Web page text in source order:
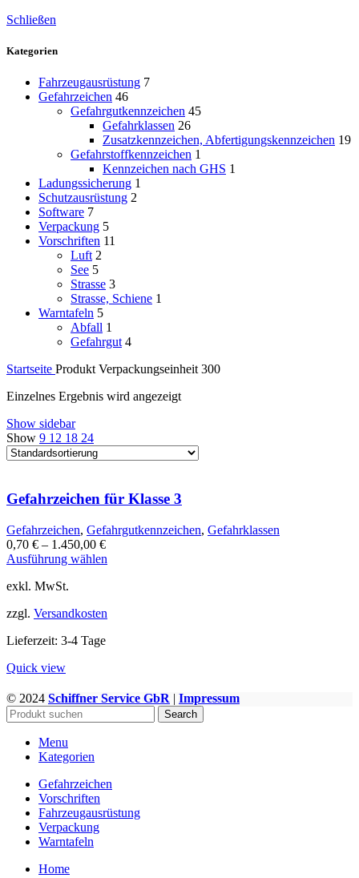
Schließen
Kategorien
Fahrzeugausrüstung 7
Gefahrzeichen 46
Gefahrgutkennzeichen 45
Gefahrklassen 26
Zusatzkennzeichen, Abfertigungskennzeichen 19
Gefahrstoffkennzeichen 1
Kennzeichen nach GHS 1
Ladungssicherung 1
Schutzausrüstung 2
Software 7
Verpackung 5
Vorschriften 11
Luft 2
See 5
Strasse 3
Strasse, Schiene 1
Warntafeln 5
Abfall 1
Gefahrgut 4
Startseite Produkt Verpackungseinheit 300
Einzelnes Ergebnis wird angezeigt
Show sidebar
Show 9 12 18 24
Gefahrzeichen für Klasse 3
Gefahrzeichen, Gefahrgutkennzeichen, Gefahrklassen
0,70 € – 1.450,00 €
Ausführung wählen
Varianten
der
Produktseite
exkl. MwSt.
zzgl. Versandkosten
Lieferzeit: 3-4 Tage
Quick view
WWW.GEFAHRGUTZUBEHOER.DE
© 2024 Schiffner Service GbR | Impressum
Search
Menu
Kategorien
Gefahrzeichen
Vorschriften
Fahrzeugausrüstung
Verpackung
Warntafeln
Home